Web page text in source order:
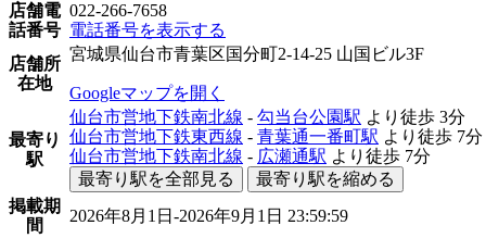
店舗電
話番号
022-266-7658
電話番号を表示する
店舗所
在地
宮城県仙台市青葉区国分町2-14-25 山国ビル3F
Googleマップを開く
最寄り
駅
仙台市営地下鉄南北線 - 勾当台公園駅 より徒歩 3分
仙台市営地下鉄東西線 - 青葉通一番町駅 より徒歩 7分
仙台市営地下鉄南北線 - 広瀬通駅 より徒歩 7分
最寄り駅を全部見る
最寄り駅を縮める
掲載期
間
2026年8月1日-2026年9月1日 23:59:59